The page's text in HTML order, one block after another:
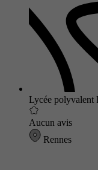
Lycée polyvalent
Aucun avis
Rennes